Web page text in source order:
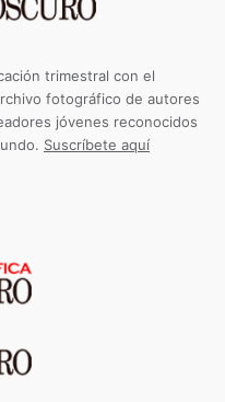
trimestral con el
fotográfico de autores
jóvenes reconocidos
Suscríbete aquí